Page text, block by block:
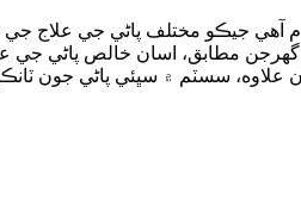
آهي جيڪو مختلف پاڻي جي علاج
مطابق، اسان خالص پاڻي جي